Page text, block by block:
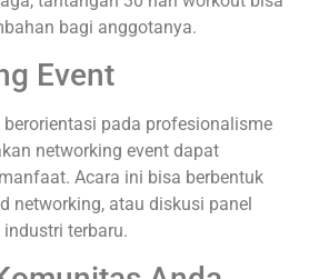
bagi anggotanya.
Event
pada profesionalisme
networking event dapat
Acara ini bisa berbentuk
networking, atau diskusi panel
terbaru.